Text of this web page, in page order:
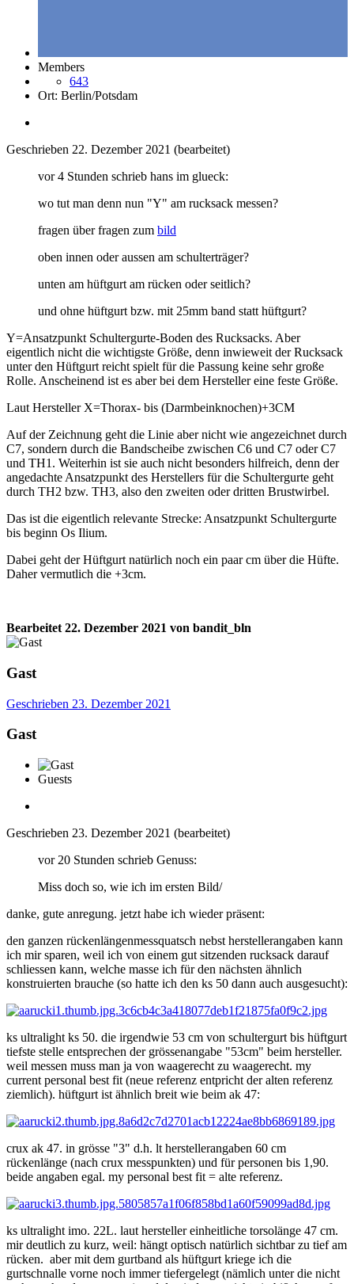
Members
643
Ort: Berlin/Potsdam
Geschrieben 22. Dezember 2021 (bearbeitet)
vor 4 Stunden schrieb hans im glueck:
wo tut man denn nun "Y" am rucksack messen?
fragen über fragen zum bild
oben innen oder aussen am schulterträger?
unten am hüftgurt am rücken oder seitlich?
und ohne hüftgurt bzw. mit 25mm band statt hüftgurt?
Y=Ansatzpunkt Schultergurte-Boden des Rucksacks. Aber
eigentlich nicht die wichtigste Größe, denn inwieweit der Rucksack
unter den Hüftgurt reicht spielt für die Passung keine sehr große
Rolle. Anscheinend ist es aber bei dem Hersteller eine feste Größe.
Laut Hersteller X=Thorax- bis (Darmbeinknochen)+3CM
Auf der Zeichnung geht die Linie aber nicht wie angezeichnet durch
C7, sondern durch die Bandscheibe zwischen C6 und C7 oder C7
und TH1. Weiterhin ist sie auch nicht besonders hilfreich, denn der
angedachte Ansatzpunkt des Herstellers für die Schultergurte geht
durch TH2 bzw. TH3, also den zweiten oder dritten Brustwirbel.
Das ist die eigentlich relevante Strecke: Ansatzpunkt Schultergurte
bis beginn Os Ilium.
Dabei geht der Hüftgurt natürlich noch ein paar cm über die Hüfte.
Daher vermutlich die +3cm.
Bearbeitet 22. Dezember 2021 von bandit_bln
Gast
Geschrieben 23. Dezember 2021
Gast
Guests
Geschrieben 23. Dezember 2021 (bearbeitet)
vor 20 Stunden schrieb Genuss:
Miss doch so, wie ich im ersten Bild/
danke, gute anregung. jetzt habe ich wieder präsent:
den ganzen rückenlängenmessquatsch nebst herstellerangaben kann
ich mir sparen, weil ich von einem gut sitzenden rucksack darauf
schliessen kann, welche masse ich für den nächsten ähnlich
konstruierten brauche (so hatte ich den ks 50 dann auch ausgesucht):
ks ultralight ks 50. die irgendwie 53 cm von schultergurt bis hüftgurt
tiefste stelle entsprechen der grössenangabe "53cm" beim hersteller.
weil messen muss man ja von waagerecht zu waagerecht. my
current personal best fit (neue referenz entpricht der alten referenz
ziemlich). hüftgurt ist ähnlich breit wie beim ak 47:
crux ak 47. in grösse "3" d.h. lt herstellerangaben 60 cm
rückenlänge (nach crux messpunkten) und für personen bis 1,90.
beide angaben egal. my personal best fit = alte referenz.
ks ultralight imo. 22L. laut hersteller einheitliche torsolänge 47 cm.
mir deutlich zu kurz, weil: hängt optisch natürlich sichtbar zu tief am
rücken. aber mit dem gurtband als hüftgurt kriege ich die
gurtschnalle vorne noch immer tiefergelegt (nämlich unter die nicht